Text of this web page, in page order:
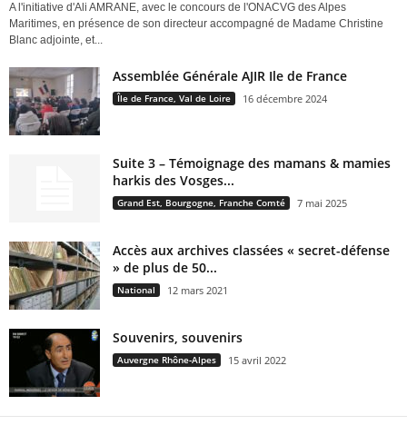
A l'initiative d'Ali AMRANE, avec le concours de l'ONACVG des Alpes
Maritimes, en présence de son directeur accompagné de Madame Christine
Blanc adjointe, et...
Assemblée Générale AJIR Ile de France
Île de France, Val de Loire 16 décembre 2024
Suite 3 – Témoignage des mamans & mamies
harkis des Vosges...
Grand Est, Bourgogne, Franche Comté 7 mai 2025
Accès aux archives classées « secret-défense
» de plus de 50...
National 12 mars 2021
Souvenirs, souvenirs
Auvergne Rhône-Alpes 15 avril 2022